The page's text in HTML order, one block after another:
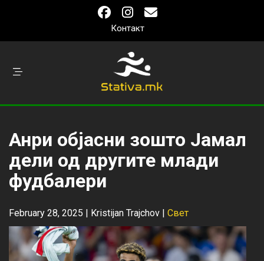
Контакт
Анри објасни зошто Јамал
дели од другите млади
фудбалери
February 28, 2025 | Kristijan Trajchov | Свет